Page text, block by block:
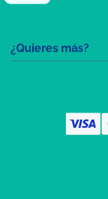
¿Quieres más?